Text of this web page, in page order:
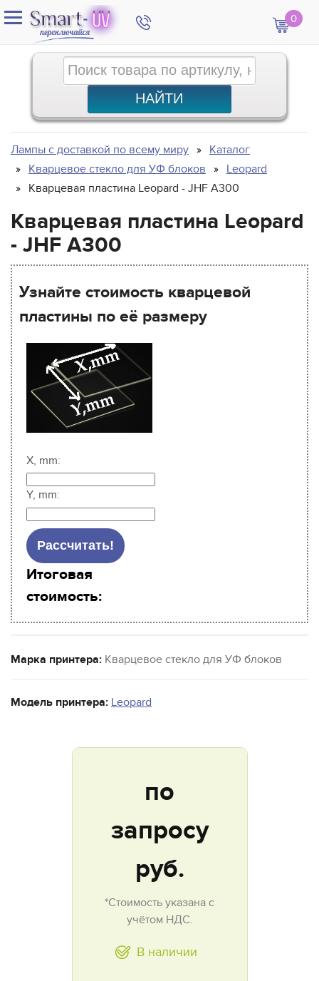
0
Лампы с доставкой по всему миру
Каталог
Кварцевое стекло для УФ блоков
Leopard
Кварцевая пластина Leopard - JHF A300
Кварцевая пластина Leopard
- JHF A300
Узнайте стоимость кварцевой
пластины по её размеру
X, mm:
Y, mm:
Итоговая
стоимость:
Марка принтера: Кварцевое стекло для УФ блоков
Модель принтера: Leopard
по
запросу
руб.
*Стоимость указана с
учётом НДС.
В наличии